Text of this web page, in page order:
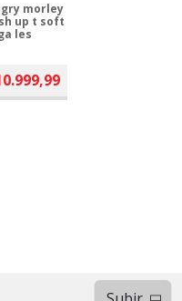
morley
up t soft
les